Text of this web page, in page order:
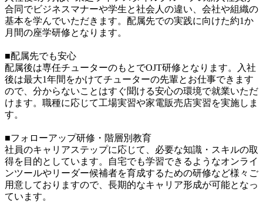
合同でビジネスマナーや学生と社会人の違い、会社や組織の
基本を学んでいただきます。配属先での実践に向けた約1か
月間の座学研修となります。
■配属先でも安心
配属後は専任チューターのもとでOJT研修となります。入社
後は最大1年間をかけてチューターの先輩とお仕事できます
ので、分からないことはすぐ聞ける安心の環境で就業いただ
けます。職種に応じて工場実習や家電販売店実習を実施しま
す。
■フォローアップ研修・階層別教育
社員のキャリアステップに応じて、必要な知識・スキルの取
得を目的としています。自宅でも学習できるようなオンライ
ンツールやリーダー候補者を育成するための研修など様々ご
用意しておりますので、長期的なキャリア形成が可能となっ
ています。